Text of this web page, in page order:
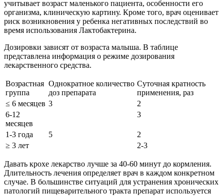
учитывает возраст маленького пациента, особенности его
организма, клиническую картину. Кроме того, врач оценивает
риск возникновения у ребенка негативных последствий во
время использования Лактобактерина.
Дозировки зависят от возраста малыша. В таблице
представлена информация о режиме дозирования
лекарственного средства.
Возрастная
группа
Однократное количество
доз препарата
Суточная кратность
применения, раз
≤ 6 месяцев 3
2
6-12
месяцев
3
1-3 года 5
2
≥ 3 лет
2-3
Давать крохе лекарство лучше за 40-60 минут до кормления.
Длительность лечения определяет врач в каждом конкретном
случае. В большинстве ситуаций для устранения хронических
патологий пищеварительного тракта препарат используется